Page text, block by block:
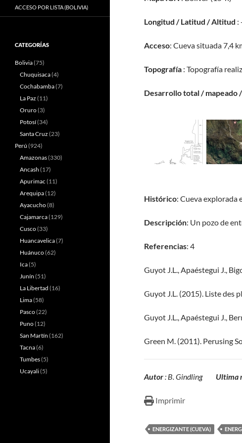
Longitud / Latitud / Altitud :
Acceso: Cueva situada 7,4
Topografía : Topografía
Desarrollo total / mapeado
Histórico: Cueva explorada
Descripción: Un pozo de
Referencias: 4
Guyot J.L., Apaéstegui J.,
Guyot J.L. (2015). Liste des
Guyot J.L., Apaéstegui J.,
Green M. (2011). Perusing
Autor: B. Gindling Ultima
Imprimir
ENERGIZANTE (CUEVA)
ACCESO POR LISTA (BOLIVIA)
CATEGORÍAS
Bolivia(75)
Chuquisaca(4)
Cochabamba(7)
La Paz (11)
Oruro(3)
Potosí(34)
Santa Cruz (23)
Perú (924)
Amazonas(330)
Ancash (17)
Apurimac (11)
Arequipa(12)
Ayacucho(8)
Cajamarca(129)
Cusco(33)
Huancavelica(7)
Huánuco(62)
Ica(5)
Junín (51)
La Libertad (16)
Lima(58)
Pasco(22)
Puno(12)
San Martín (162)
Tacna(6)
Tumbes(5)
Ucayali(5)